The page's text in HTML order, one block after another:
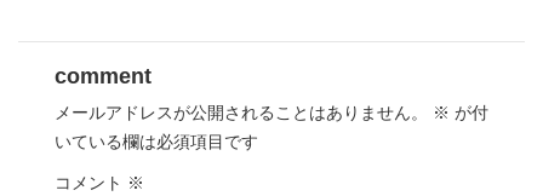
comment
メールアドレスが公開されることはありません。 ※ が付
いている欄は必須項目です
コメント ※